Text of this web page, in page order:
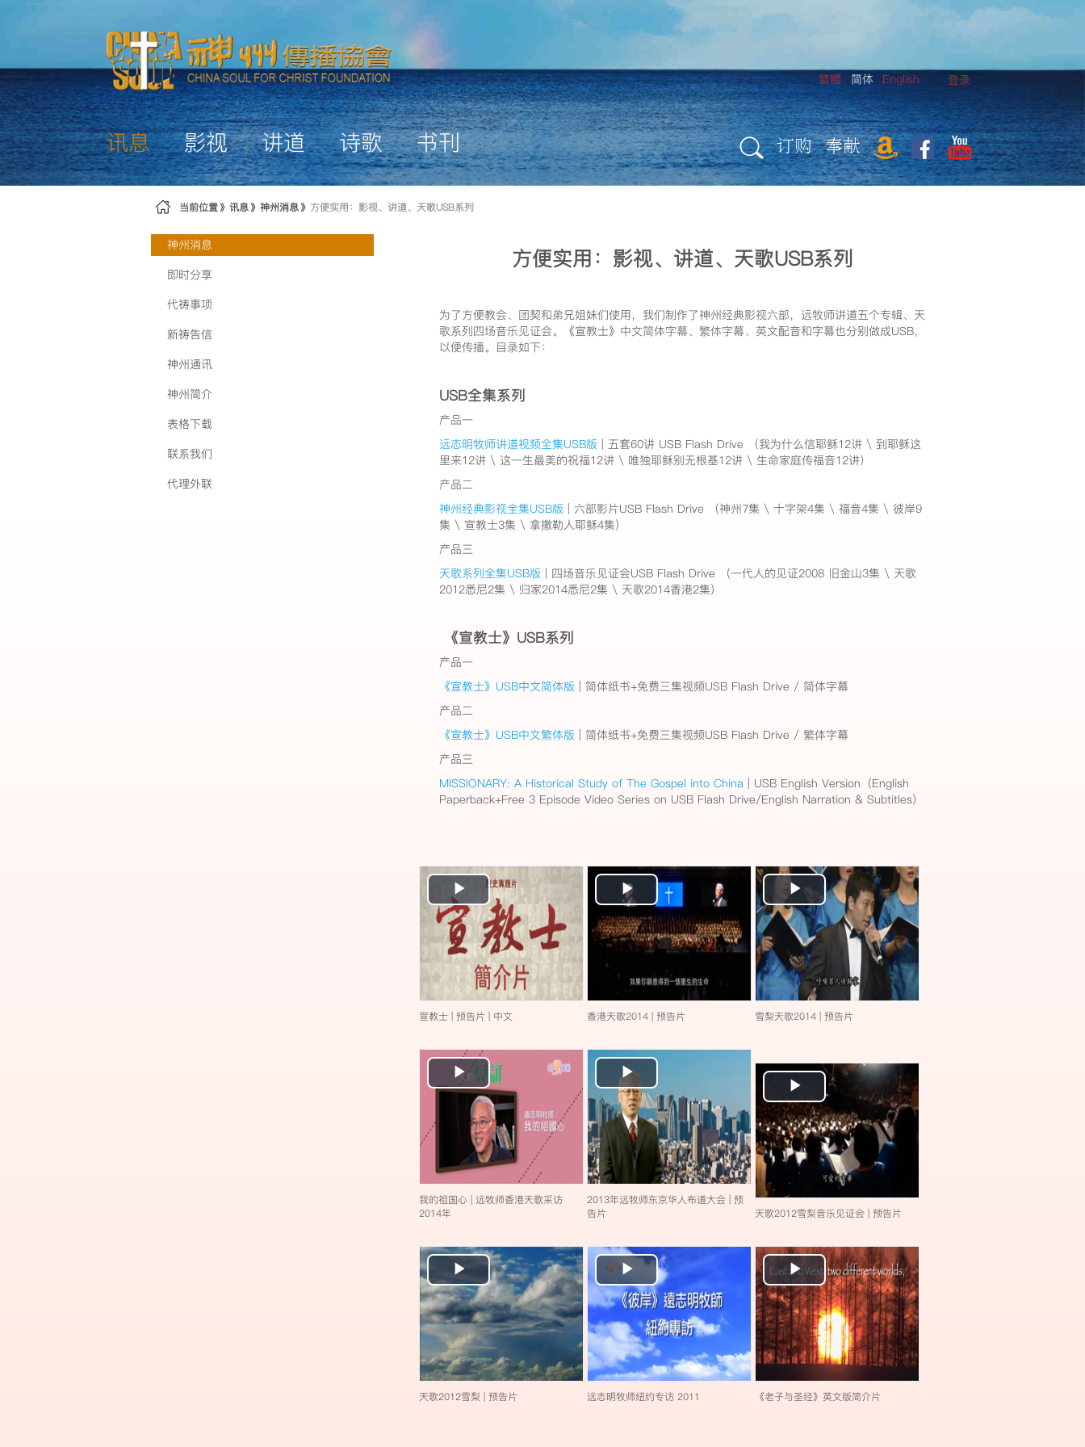
登录
繁體 简体 English
讯息 影视 讲道 诗歌 书刊 订购 奉献
当前位置 讯息 神州消息 方便实用：影视、讲道、天歌USB系列
神州消息
即时分享
代祷事项
新祷告信
神州通讯
神州简介
表格下载
联系我们
代理外联
方便实用：影视、讲道、天歌USB系列
为了方便教会、团契和弟兄姐妹们使用，我们制作了神州经典影视六部，远牧师讲道五个专辑、天
歌系列四场音乐见证会。《宣教士》中文简体字幕、繁体字幕、英文配音和字幕也分别做成USB，
以便传播。目录如下：
USB全集系列
产品一
远志明牧师讲道视频全集USB版| 五套60讲 USB Flash Drive （我为什么信耶稣12讲 \ 到耶稣这
里来12讲 \ 这一生最美的祝福12讲 \ 唯独耶稣别无根基12讲 \ 生命家庭传福音12讲）
产品二
神州经典影视全集USB版| 六部影片USB Flash Drive （神州7集 \ 十字架4集 \ 福音4集 \ 彼岸9
集 \ 宣教士3集 \ 拿撒勒人耶稣4集）
产品三
天歌系列全集USB版| 四场音乐见证会USB Flash Drive （一代人的见证2008 旧金山3集 \ 天歌
2012悉尼2集 \ 归家2014悉尼2集 \ 天歌2014香港2集）
《宣教士》USB系列
产品一
《宣教士》USB中文简体版| 简体纸书+免费三集视频USB Flash Drive / 简体字幕
产品二
《宣教士》USB中文繁体版| 简体纸书+免费三集视频USB Flash Drive / 繁体字幕
产品三
MISSIONARY: A Historical Study of The Gospel into China | USB English Version（English
Paperback+Free 3 Episode Video Series on USB Flash Drive/English Narration & Subtitles）
Play
Video
宣教士 | 预告片 | 中文
Play
Video
香港天歌2014 | 预告片
Play
Video
雪梨天歌2014 | 预告片
Play
Video
我的祖国心 | 远牧师香港天歌采访
2014年
Play
Video
2013年远牧师东京华人布道大会 | 预
告片
Play
Video
天歌2012雪梨音乐见证会 | 预告片
Play
Video
天歌2012雪梨 | 预告片
Play
Video
远志明牧师纽约专访 2011
Play
Video
《老子与圣经》英文版简介片